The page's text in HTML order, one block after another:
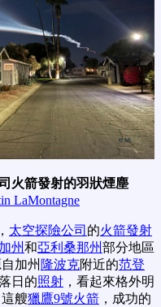
火箭發射的羽狀煙塵
LaMontagne
太空探險公司 的火箭發射
加州和亞利桑那州部分地區
加州 隆波克附近的范登
日的照射 ，看起來格外明
這艘獵鷹9號火箭 ，成功的